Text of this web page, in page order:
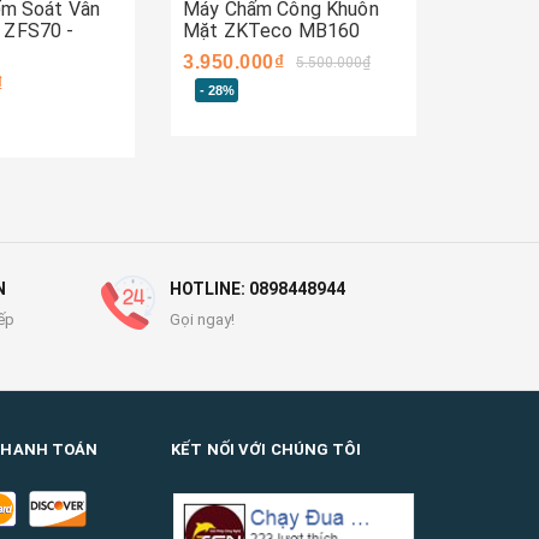
Soát Vân
ZFS70 -
Máy Chấm Công Khuôn
Mặt ZKTeco MB160
3.950.000₫ 5.500.000₫
- 28%
HOTLINE: 0898448944
Gọi ngay!
TOÁN KẾT NỐI VỚI CHÚNG TÔI